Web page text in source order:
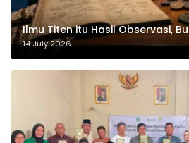
Ilmu Titen itu Hasil Observasi,
14 July 2026